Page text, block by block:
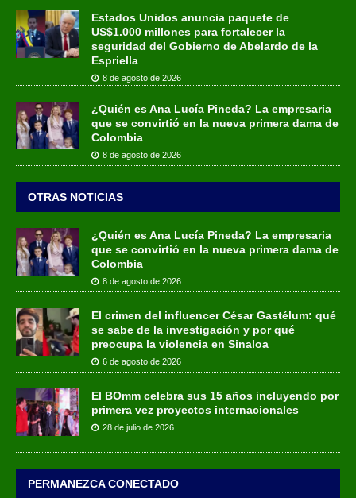
Estados Unidos anuncia paquete de
US$1.000 millones para fortalecer la
seguridad del Gobierno de Abelardo de la
Espriella
8 de agosto de 2026
¿Quién es Ana Lucía Pineda? La empresaria
que se convirtió en la nueva primera dama de
Colombia
8 de agosto de 2026
OTRAS NOTICIAS
¿Quién es Ana Lucía Pineda? La empresaria
que se convirtió en la nueva primera dama de
Colombia
8 de agosto de 2026
El crimen del influencer César Gastélum: qué
se sabe de la investigación y por qué
preocupa la violencia en Sinaloa
6 de agosto de 2026
El BOmm celebra sus 15 años incluyendo por
primera vez proyectos internacionales
28 de julio de 2026
PERMANEZCA CONECTADO